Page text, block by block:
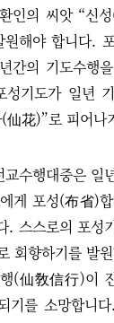
인의 씨앗 “신
해야 합니다.
간의 기도수행
성기도가 일년
仙花)”로 피어나
수행대중은 일
게 포성(布省)
. 스스로의 포성
회향하기를 발
(仙敎信行)이
를 소망합니